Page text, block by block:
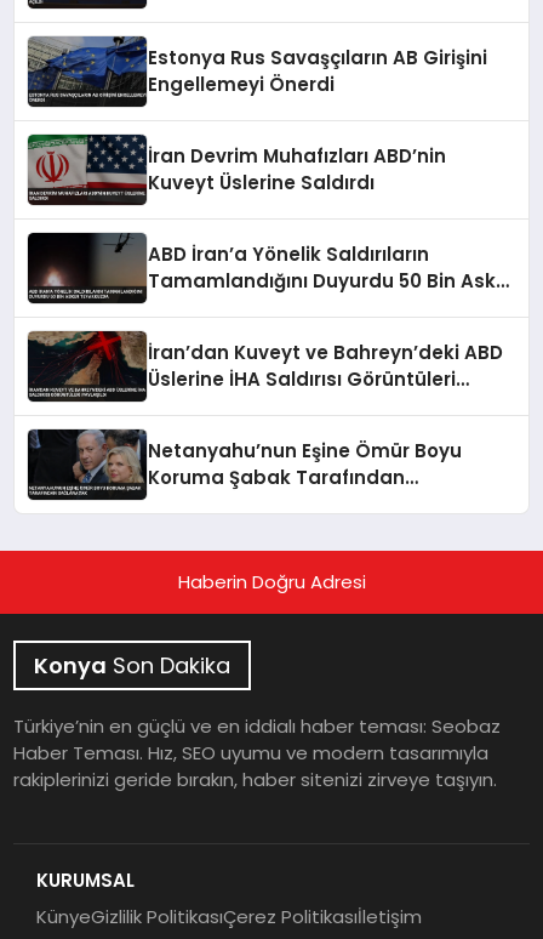
Estonya Rus Savaşçıların AB Girişini
Engellemeyi Önerdi
İran Devrim Muhafızları ABD’nin
Kuveyt Üslerine Saldırdı
ABD İran’a Yönelik Saldırıların
Tamamlandığını Duyurdu 50 Bin Asker
İran’dan Kuveyt ve Bahreyn’deki ABD
Üslerine İHA Saldırısı Görüntüleri
Netanyahu’nun Eşine Ömür Boyu
Koruma Şabak Tarafından
Haberin Doğru Adresi
Konya Son Dakika
Türkiye’nin en güçlü ve en iddialı haber teması: Seobaz
Haber Teması. Hız, SEO uyumu ve modern tasarımıyla
rakiplerinizi geride bırakın, haber sitenizi zirveye taşıyın.
KURUMSAL
KünyeGizlilik PolitikasıÇerez Politikasıİletişim